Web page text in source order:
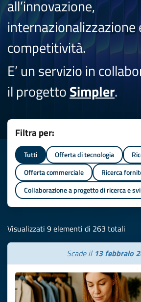
all’innovazione,
internazionalizzazione
competitività.
E’ un servizio in
il progettoSimpler.
Filtra per:
Tutti Offerta di tecnologia
Offerta commerciale
Ricerca
Collaborazione a progetto di ricerca e
Visualizzati 9 elementi di 263 totali
Scade il 13 febbraio